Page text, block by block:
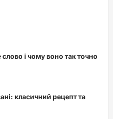
і чому воно так точно
класичний рецепт та